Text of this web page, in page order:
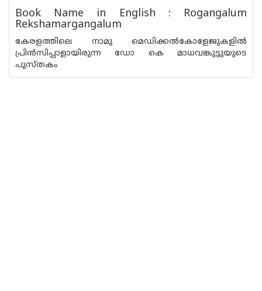
Book Name in English : Rogangalum
Rekshamargangalum
കേരളത്തിലെ നാമു മെഡിക്കല്‍കോളേജുകളില്‍
പ്രിന്‍സിപ്പാളായിരുന്ന ഡോ കെ മാധവങ്കുട്ടുയുടെ
പുസ്തകം